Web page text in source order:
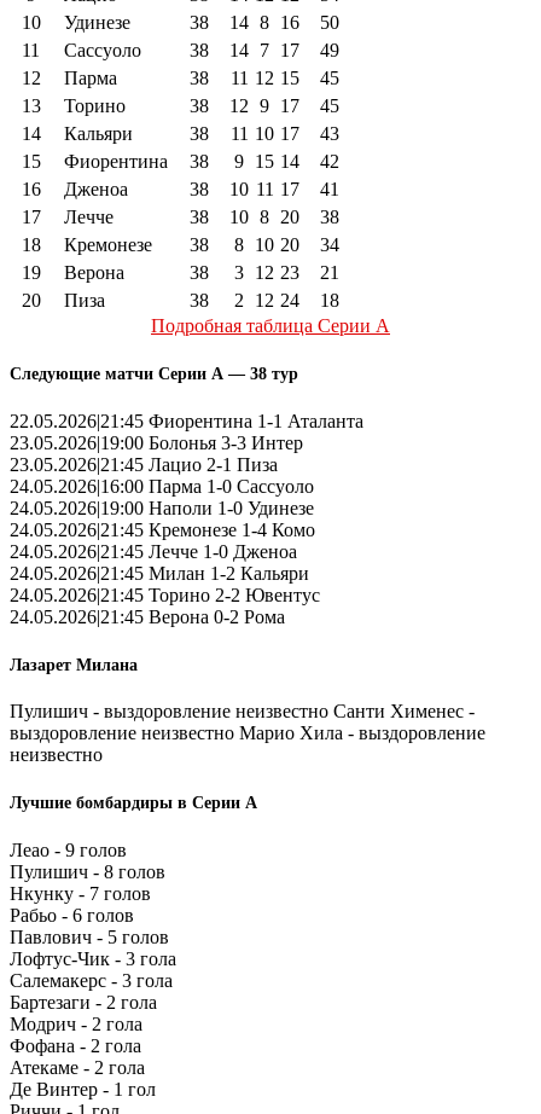
10
Удинезе 38 14 8 16
50
11
Сассуоло 38 14 7 17
49
12
Парма 38 11 12 15
45
13
Торино 38 12 9 17
45
14
Кальяри 38 11 10 17
43
15
Фиорентина 38 9 15 14
42
16
Дженоа 38 10 11 17
41
17
Лечче 38 10 8 20
38
18
Кремонезе 38 8 10 20
34
19
Верона 38 3 12 23
21
20
Пиза 38 2 12 24
18
Подробная таблица Серии А
Следующие матчи Серии А — 38 тур
22.05.2026|21:45 Фиорентина 1-1 Аталанта
23.05.2026|19:00 Болонья 3-3 Интер
23.05.2026|21:45 Лацио 2-1 Пиза
24.05.2026|16:00 Парма 1-0 Сассуоло
24.05.2026|19:00 Наполи 1-0 Удинезе
24.05.2026|21:45 Кремонезе 1-4 Комо
24.05.2026|21:45 Лечче 1-0 Дженоа
24.05.2026|21:45 Милан 1-2 Кальяри
24.05.2026|21:45 Торино 2-2 Ювентус
24.05.2026|21:45 Верона 0-2 Рома
Лазарет Милана
Пулишич - выздоровление неизвестно Санти Хименес -
выздоровление неизвестно Марио Хила - выздоровление
неизвестно
Лучшие бомбардиры в Серии А
Леао - 9 голов
Пулишич - 8 голов
Нкунку - 7 голов
Рабьо - 6 голов
Павлович - 5 голов
Лофтус-Чик - 3 гола
Салемакерс - 3 гола
Бартезаги - 2 гола
Модрич - 2 гола
Фофана - 2 гола
Атекаме - 2 гола
Де Винтер - 1 гол